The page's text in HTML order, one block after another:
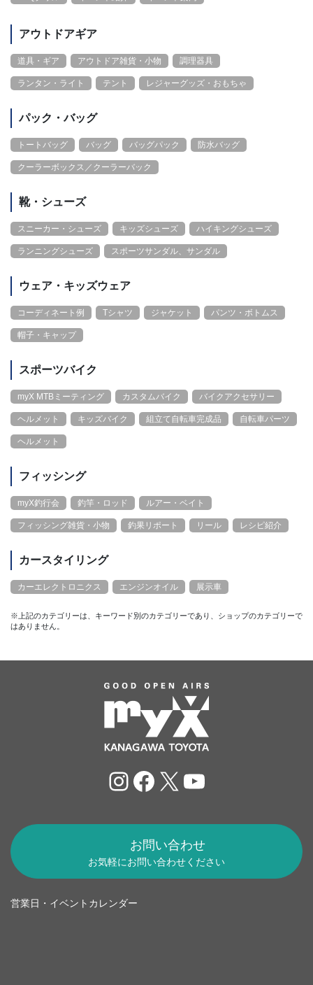
アウトドアギア
道具・ギア アウトドア雑貨・小物 調理器具
ランタン・ライト テント レジャーグッズ・おもちゃ
パック・バッグ
トートバッグ バッグ バッグパック 防水バッグ
クーラーボックス／クーラーバック
靴・シューズ
スニーカー・シューズ キッズシューズ ハイキングシューズ
ランニングシューズ スポーツサンダル、サンダル
ウェア・キッズウェア
コーディネート例 Tシャツ ジャケット パンツ・ボトムス
帽子・キャップ
スポーツバイク
myX MTBミーティング カスタムバイク バイクアクセサリー
ヘルメット キッズバイク 組立て自転車完成品 自転車パーツ
ヘルメット
フィッシング
myX釣行会 釣竿・ロッド ルアー・ベイト
フィッシング雑貨・小物 釣果リポート リール レシピ紹介
カースタイリング
カーエレクトロニクス エンジンオイル 展示車
※上記のカテゴリーは、キーワード別のカテゴリーであり、ショップのカテゴリーで
はありません。
Instagram
Facebook
X YouTube
お問い合わせ
お気軽にお問い合わせください
営業日・イベントカレンダー